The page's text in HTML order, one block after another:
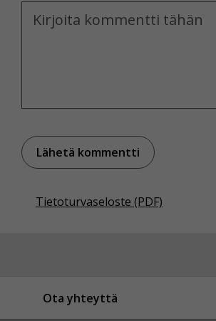
Kommentti
Tietoturvaseloste (PDF)
Ota yhteyttä